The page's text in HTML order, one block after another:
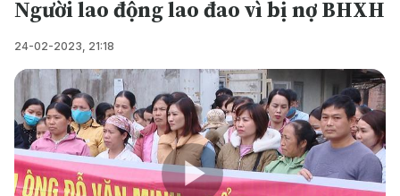
Người lao động lao đao vì bị nợ BHXH
24-02-2023, 21:18